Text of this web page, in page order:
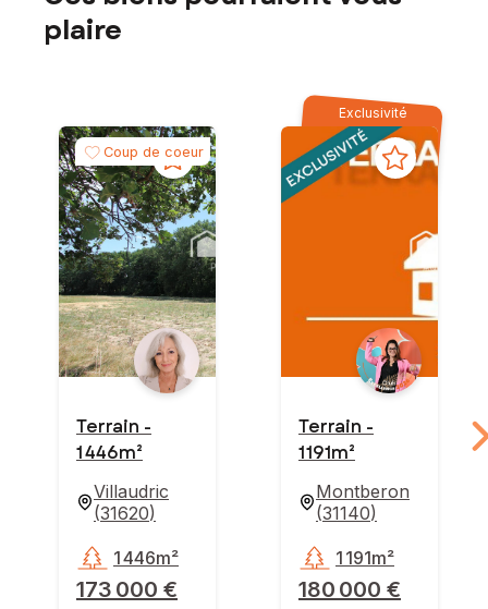
plaire
Coup de coeur
Terrain -
1 446m²
Villaudric
(31620)
173 000 €
1 446m²
Exclusivité
Terrain -
1 191m²
Montberon
(31140)
180 000 €
1 191m²